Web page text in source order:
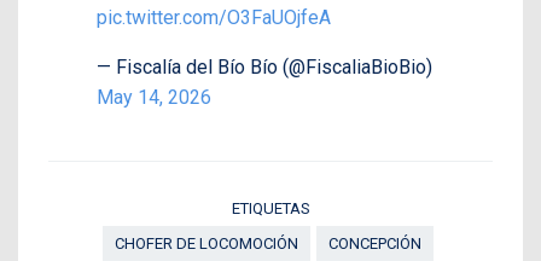
pic.twitter.com/O3FaUOjfeA
— Fiscalía del Bío Bío (@FiscaliaBioBio)
May 14, 2026
ETIQUETAS
CHOFER DE LOCOMOCIÓN
CONCEPCIÓN